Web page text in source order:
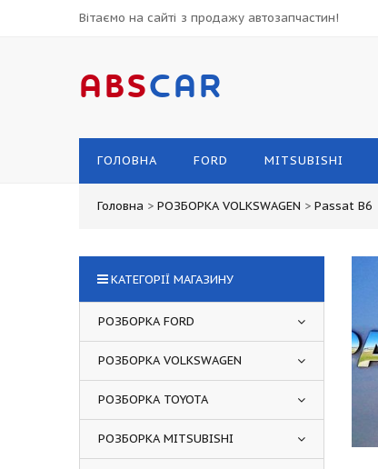
Вітаємо на сайті з продажу автозапчастин!
ABSCAR
ГОЛОВНА FORD MITSUBISHI
Головна > РОЗБОРКА VOLKSWAGEN > Passat B6
КАТЕГОРІЇ МАГАЗИНУ
РОЗБОРКА FORD
РОЗБОРКА VOLKSWAGEN
РОЗБОРКА TOYOTA
РОЗБОРКА MITSUBISHI